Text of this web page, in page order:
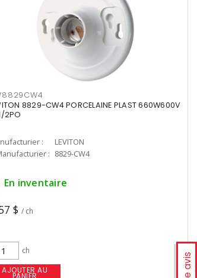
8829-CW4 PORCELAINE PLAST 660W600V
2PO
:
LEVITON
: 8829-CW4
En inventaire
$ / ch
ch
AJOUTER AU
PANIER